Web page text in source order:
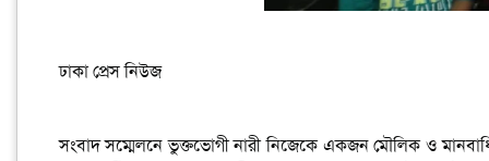
ঢাকা প্রেস নিউজ
সংবাদ সম্মেলনে ভুক্তভোগী নারী নিজেকে একজন মৌলিক ও